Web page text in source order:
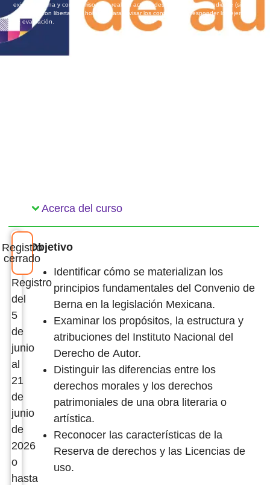
exige disciplina y compromiso para realizar actividades de forma independiente (sin
docente), con libertad de horarios para revisar los contenidos y responder los ejercicios
de evaluación.
Acerca del curso
Objetivo
Identificar cómo se materializan los
principios fundamentales del Convenio de
Berna en la legislación Mexicana.
Examinar los propósitos, la estructura y
atribuciones del Instituto Nacional del
Derecho de Autor.
Distinguir las diferencias entre los
derechos morales y los derechos
patrimoniales de una obra literaria o
artística.
Reconocer las características de la
Reserva de derechos y las Licencias de
uso.
Registro
cerrado
Registro
del
5
de
junio
al
21
de
junio
de
2026
o
hasta